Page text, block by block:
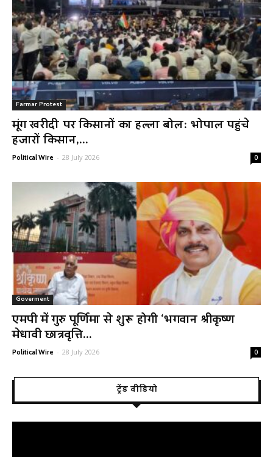
Farmar Protest
मूंग खरीदी पर किसानों का हल्ला बोल: भोपाल पहुंचे
हजारों किसान,...
Political Wire - 28 July 2026 0
Goverment
एमपी में गुरु पूर्णिमा से शुरू होगी ‘भगवान श्रीकृष्ण
मेधावी छात्रवृत्ति...
Political Wire - 28 July 2026 0
ट्रेंड वीडियो